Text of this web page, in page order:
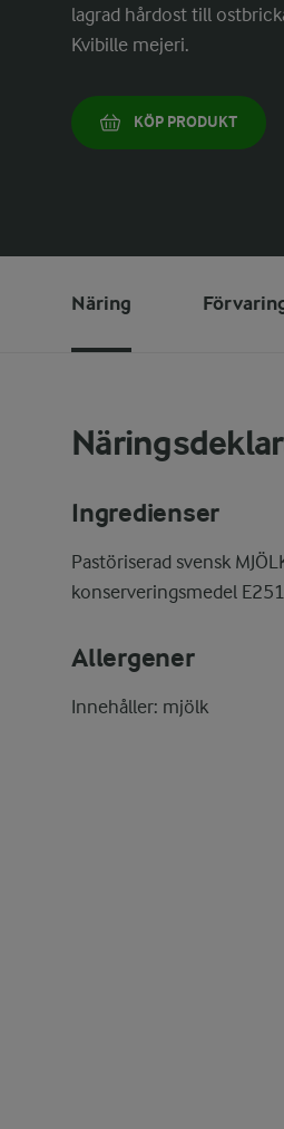
KÖP PRODUKT
lagrad hårdost till
Kvibille mejeri.
Näring
Ingredienser
Pastöriserad svensk
konserveringsmedel
Allergener
Innehåller: mjölk